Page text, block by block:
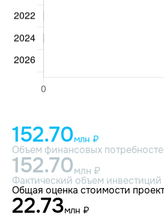
152.70млн ₽
Объем финансовых
152.70млн ₽
Фактический объем инвестиций
Общая оценка стоимости
22.73млн ₽